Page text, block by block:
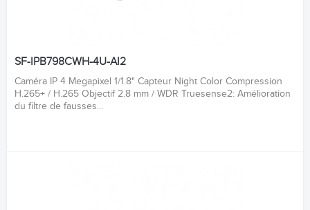
SF-IPB798CWH-4U-AI2
Caméra IP 4 Megapixel 1/1.8" Capteur Night Color Compression
H.265+ / H.265 Objectif 2.8 mm / WDR Truesense2: Amélioration
du filtre de fausses...